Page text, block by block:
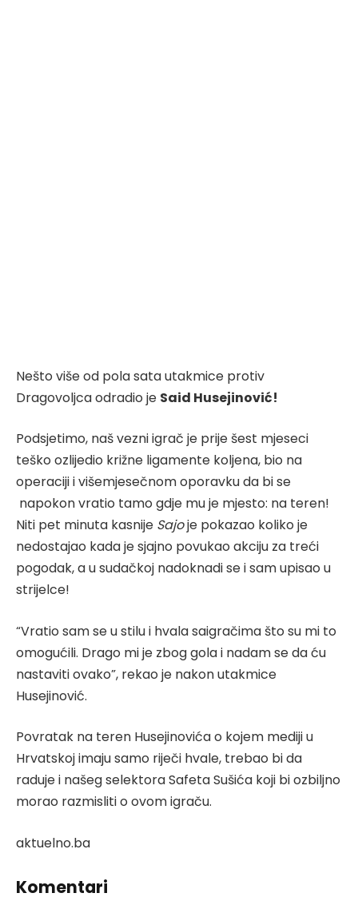
Nešto više od pola sata utakmice protiv
Dragovoljca odradio je Said Husejinović!
Podsjetimo, naš vezni igrač je prije šest mjeseci
teško ozlijedio križne ligamente koljena, bio na
operaciji i višemjesečnom oporavku da bi se
napokon vratio tamo gdje mu je mjesto: na teren!
Niti pet minuta kasnije Sajoje pokazao koliko je
nedostajao kada je sjajno povukao akciju za treći
pogodak, a u sudačkoj nadoknadi se i sam upisao u
strijelce!
“Vratio sam se u stilu i hvala saigračima što su mi to
omogućili. Drago mi je zbog gola i nadam se da ću
nastaviti ovako”, rekao je nakon utakmice
Husejinović.
Povratak na teren Husejinovića o kojem mediji u
Hrvatskoj imaju samo riječi hvale, trebao bi da
raduje i našeg selektora Safeta Sušića koji bi ozbiljno
morao razmisliti o ovom igraču.
aktuelno.ba
Komentari